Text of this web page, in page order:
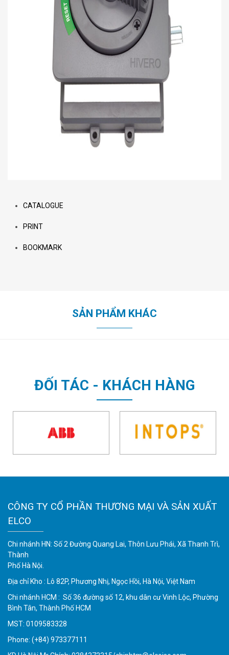
CATALOGUE
PRINT
BOOKMARK
SẢN PHẨM KHÁC
ĐỐI TÁC - KHÁCH HÀNG
CÔNG TY CỔ PHẦN THƯƠNG MẠI VÀ SẢN XUẤT
ELCO
Chi nhánh HN: Số 2 Đường Quang Lai, Thôn Lưu Phái, Xã Thanh Trì,
Thành
Phố Hà Nội.
Địa chỉ Kho : Lô 82P, Phương Nhị, Ngọc Hồi, Hà Nội, Việt Nam
Chi nhánh HCM : Số 36 đường số 12, khu dân cư Vinh Lộc, Phường
Bình Tân, Thành Phố HCM
MST: 0109583328
Phone: (+84) 973377111